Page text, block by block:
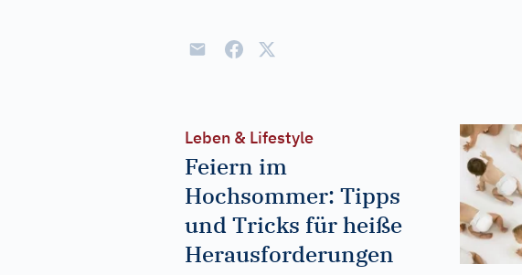
Leben & Lifestyle
Feiern im
Hochsommer: Tipps
und Tricks für heiße
Herausforderungen